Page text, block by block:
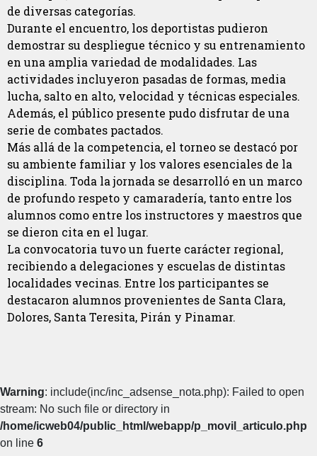
de diversas categorías.
Durante el encuentro, los deportistas pudieron
demostrar su despliegue técnico y su entrenamiento
en una amplia variedad de modalidades. Las
actividades incluyeron pasadas de formas, media
lucha, salto en alto, velocidad y técnicas especiales.
Además, el público presente pudo disfrutar de una
serie de combates pactados.
Más allá de la competencia, el torneo se destacó por
su ambiente familiar y los valores esenciales de la
disciplina. Toda la jornada se desarrolló en un marco
de profundo respeto y camaradería, tanto entre los
alumnos como entre los instructores y maestros que
se dieron cita en el lugar.
La convocatoria tuvo un fuerte carácter regional,
recibiendo a delegaciones y escuelas de distintas
localidades vecinas. Entre los participantes se
destacaron alumnos provenientes de Santa Clara,
Dolores, Santa Teresita, Pirán y Pinamar.
Warning: include(inc/inc_adsense_nota.php): Failed to open
stream: No such file or directory in
/home/icweb04/public_html/webapp/p_movil_articulo.php
on line 6